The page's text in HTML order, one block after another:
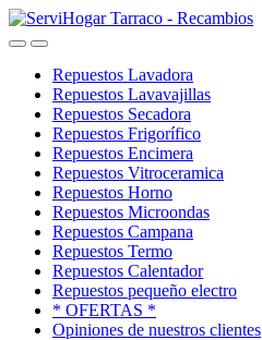
Saltar
a
saltar
al
OpenClose
Repuestos Lavadora
Repuestos Lavavajillas
Repuestos Secadora
Repuestos Frigorífico
Repuestos Encimera
Repuestos Vitroceramica
Repuestos Horno
Repuestos Microondas
Repuestos Campana
Repuestos Termo
Repuestos Calentador
Repuestos pequeño electro
* OFERTAS *
Opiniones de nuestros clientes